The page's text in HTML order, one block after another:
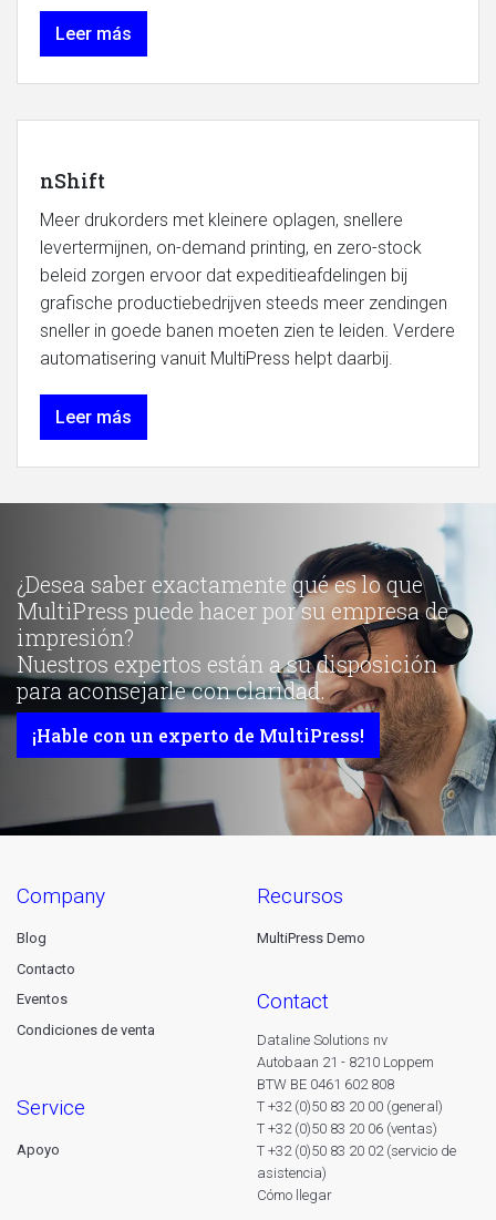
Leer más
nShift
Meer drukorders met kleinere oplagen, snellere
levertermijnen, on-demand printing, en zero-stock
beleid zorgen ervoor dat expeditieafdelingen bij
grafische productiebedrijven steeds meer zendingen
sneller in goede banen moeten zien te leiden. Verdere
automatisering vanuit MultiPress helpt daarbij.
Leer más
¿Desea saber exactamente qué es lo que
MultiPress puede hacer por su empresa de
impresión?
Nuestros expertos están a su disposición
para aconsejarle con claridad.
¡Hable con un experto de MultiPress!
company
Blog
Contacto
Eventos
Condiciones de venta
service
Apoyo
recursos
MultiPress Demo
contact
Dataline Solutions nv
Autobaan 21 - 8210 Loppem
BTW BE 0461 602 808
T +32 (0)50 83 20 00 (general)
T +32 (0)50 83 20 06 (ventas)
T +32 (0)50 83 20 02 (servicio de
asistencia)
Cómo llegar